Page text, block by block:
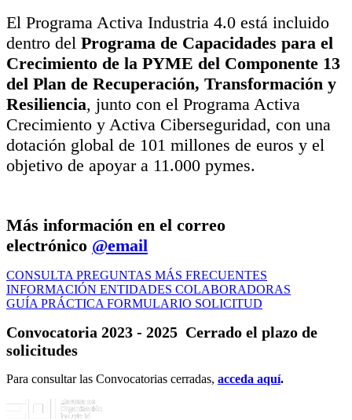
El Programa Activa Industria 4.0 está incluido
dentro del Programa de Capacidades para el
Crecimiento de la PYME del Componente 13
del Plan de Recuperación, Transformación y
Resiliencia, junto con el Programa Activa
Crecimiento y Activa Ciberseguridad, con una
dotación global de 101 millones de euros y el
objetivo de apoyar a 11.000 pymes.
Más información en el correo
electrónico @email
CONSULTA PREGUNTAS MÁS FRECUENTES
INFORMACIÓN ENTIDADES COLABORADORAS
GUÍA PRÁCTICA FORMULARIO SOLICITUD
Convocatoria 2023 - 2025 Cerrado el plazo de
solicitudes
Para consultar las Convocatorias cerradas, acceda aquí.